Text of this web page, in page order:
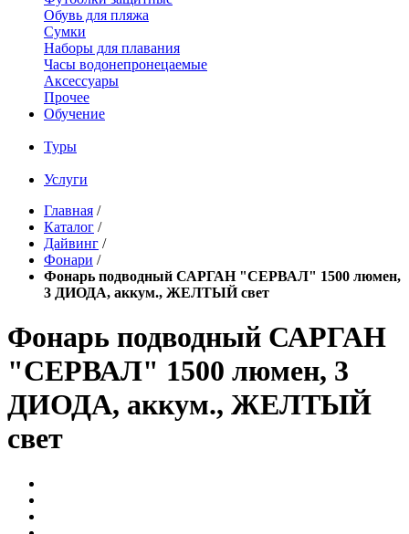
Обувь для пляжа
Сумки
Наборы для плавания
Часы водонепронецаемые
Аксессуары
Прочее
Обучение
Туры
Услуги
Главная /
Каталог /
Дайвинг /
Фонари /
Фонарь подводный САРГАН "СЕРВАЛ" 1500 люмен,
3 ДИОДА, аккум., ЖЕЛТЫЙ свет
Фонарь подводный САРГАН
"СЕРВАЛ" 1500 люмен, 3
ДИОДА, аккум., ЖЕЛТЫЙ
свет